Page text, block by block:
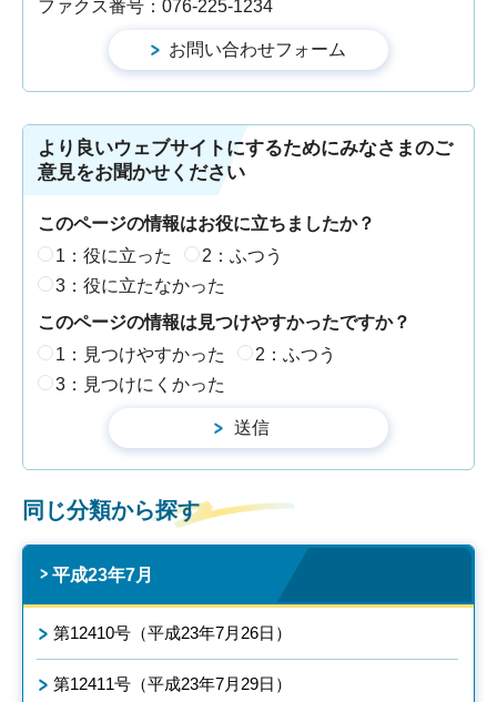
ファクス番号：076-225-1234
より良いウェブサイトにするためにみなさまのご
意見をお聞かせください
このページの情報はお役に立ちましたか？
1：役に立った
2：ふつう
3：役に立たなかった
このページの情報は見つけやすかったですか？
1：見つけやすかった
2：ふつう
3：見つけにくかった
同じ分類から探す
平成23年7月
第12410号（平成23年7月26日）
第12411号（平成23年7月29日）